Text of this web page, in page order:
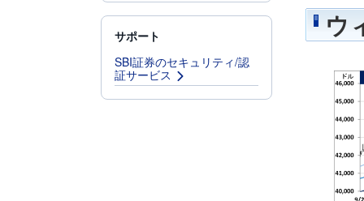
サポート
SBI証券のセキュリティ/認
証サービス
ウ